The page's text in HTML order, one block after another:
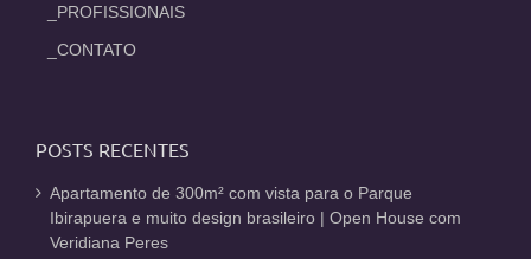
_PROFISSIONAIS
_CONTATO
POSTS RECENTES
Apartamento de 300m² com vista para o Parque
Ibirapuera e muito design brasileiro | Open House com
Veridiana Peres